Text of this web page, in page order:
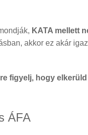
KATA mellett
akkor ez akár
figyelj, hogy
ÁFA